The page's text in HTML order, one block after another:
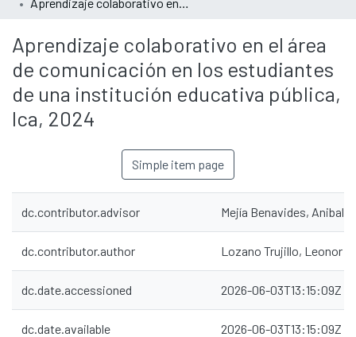
Aprendizaje colaborativo en el área
de comunicación en los estudiantes
de una institución educativa pública,
Ica, 2024
Simple item page
dc.contributor.advisor Mejía Benavides, Anibal
dc.contributor.author Lozano Trujillo, Leonor
dc.date.accessioned 2026-06-03T13:15:09Z
dc.date.available 2026-06-03T13:15:09Z